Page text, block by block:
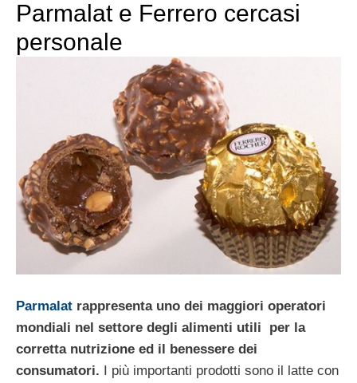
Parmalat e Ferrero cercasi
personale
Parmalat rappresenta uno dei maggiori operatori
mondiali nel settore degli alimenti utili per la
corretta nutrizione ed il benessere dei
consumatori. I più importanti prodotti sono il latte con